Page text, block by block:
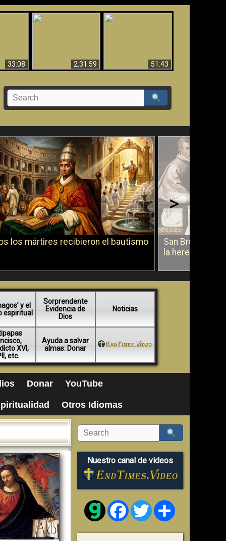
33:08 2:31:59 51:43
los mártires recibieron el bautismo
San Bruno
la herejía
>
y el
espiritual
Sorprendente
Evidencia de
Dios
Noticias
XVI,
etc.
Ayuda a salvar
almas: Donar
Donar YouTube
Otros Idiomas
Nuestro canal de videos
FacebookTwitter